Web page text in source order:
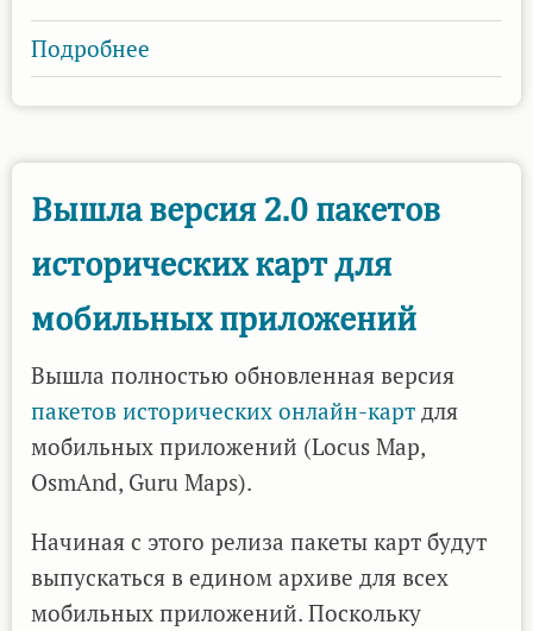
Подробнее
Вышла
2.1
исторических
карт
мобильных
приложений
Вышла версия 2.0 пакетов
исторических карт для
мобильных приложений
Вышла полностью обновленная версия
пакетов исторических онлайн-карт для
мобильных приложений (Locus Map,
OsmAnd, Guru Maps).
Начиная с этого релиза пакеты карт будут
выпускаться в едином архиве для всех
мобильных приложений. Поскольку